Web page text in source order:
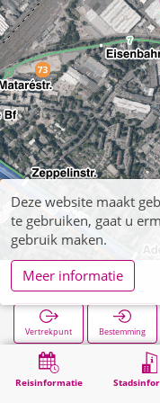
Reisinformatie
Philips
Vertrekpunt Bestemming
Zoekopracht
Deze website maakt
te gebruiken, gaat u
gebruik maken.
Meer informatie